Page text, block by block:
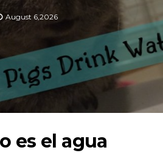
August 6,2026
es el agua